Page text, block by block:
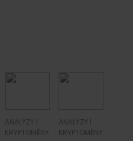
ANALÝZY
KRYPTOMĚNY
ANALÝZY
KRYPTOMĚNY